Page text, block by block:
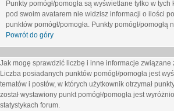
Punkty pomógł/pomogła są wyświetlane tylko w
pod swoim avatarem nie widzisz informacji o ilości
punktów pomógł/pomogła. Punkty pomógł/
Powrót do góry
Jak mogę sprawdzić liczbę i inne informacje
Liczba posiadanych punktów pomógł/pomogła jest
tematów i postów, w których użytkownik otrzymał
został wystawiony punkt pomógł/pomogła jest
statystykach forum.